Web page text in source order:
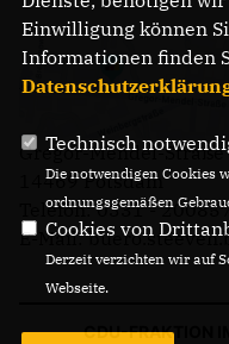
Gregor-Mendel-Straße
14469 Potsdam
Telefon: 0331 -
E-Mail:
CDU-FRAKTION
Einwilligung können
Informationen finden
Technisch
Die notwendigen Cookies
ordnungsgemäßen
Cookies von
Derzeit verzichten wir auf
Webseite.